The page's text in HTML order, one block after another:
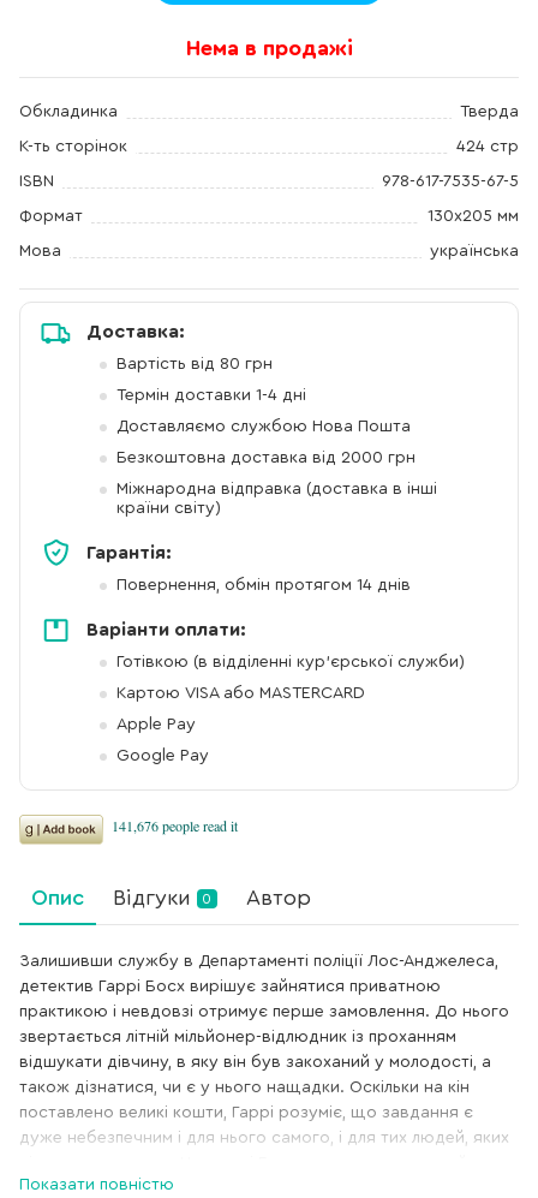
Нема в продажі
Обкладинка Тверда
К-ть сторінок 424 стр
ISBN 978-617-7535-67-5
Формат 130х205 мм
Мова українська
Доставка:
Вартість від 80 грн
Термін доставки 1-4 дні
Доставляємо службою Нова Пошта
Безкоштовна доставка від 2000 грн
Міжнародна відправка (доставка в інші
країни світу)
Гарантія:
Повернення, обмін протягом 14 днів
Варіанти оплати:
Готівкою (в відділенні кур'єрської служби)
Картою VISA або MASTERCARD
Apple Pay
Google Pay
Опис Відгуки 0 Автор
Залишивши службу в Департаменті поліції Лос-Анджелеса,
детектив Гаррі Босх вирішує зайнятися приватною
практикою і невдовзі отримує перше замовлення. До нього
звертається літній мільйонер-відлюдник із проханням
відшукати дівчину, в яку він був закоханий у молодості, а
також дізнатися, чи є у нього нащадки. Оскільки на кін
поставлено великі кошти, Гаррі розуміє, що завдання є
дуже небезпечним і для нього самого, і для тих людей, яких
зв’язок цієї справи з власним минулим і ще більше прагне
Показати повністю